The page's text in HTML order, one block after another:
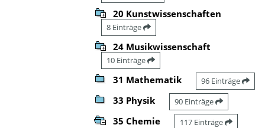
20 Kunstwissenschaften
8 Einträge
24 Musikwissenschaft
10 Einträge
31 Mathematik 96 Einträge
33 Physik 90 Einträge
35 Chemie 117 Einträge